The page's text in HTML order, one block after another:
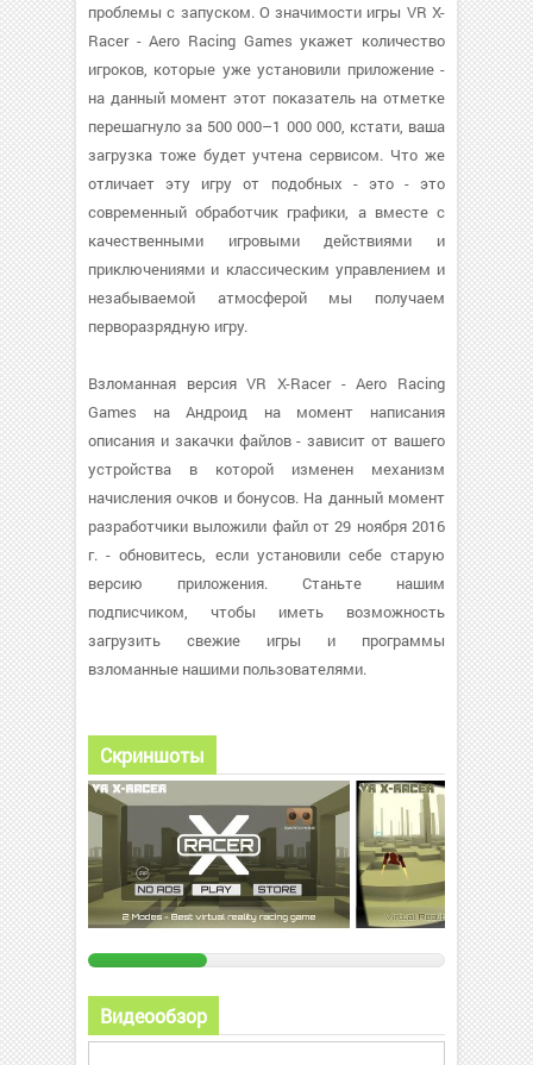
проблемы с запуском. О значимости игры VR X-
Racer - Aero Racing Games укажет количество
игроков, которые уже установили приложение -
на данный момент этот показатель на отметке
перешагнуло за 500 000–1 000 000, кстати, ваша
загрузка тоже будет учтена сервисом. Что же
отличает эту игру от подобных - это - это
современный обработчик графики, а вместе с
качественными игровыми действиями и
приключениями и классическим управлением и
незабываемой атмосферой мы получаем
перворазрядную игру.
Взломанная версия VR X-Racer - Aero Racing
Games на Андроид на момент написания
описания и закачки файлов - зависит от вашего
устройства в которой изменен механизм
начисления очков и бонусов. На данный момент
разработчики выложили файл от 29 ноября 2016
г. - обновитесь, если установили себе старую
версию приложения. Станьте нашим
подписчиком, чтобы иметь возможность
загрузить свежие игры и программы
взломанные нашими пользователями.
Скриншоты
Видеообзор